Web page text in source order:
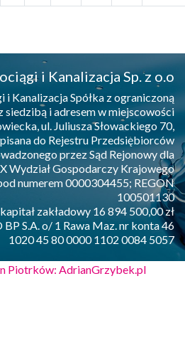
i Kanalizacja Sp. z o.o
i Kanalizacja Spółka z ograniczoną
siedzibą i adresem w miejscowości
ul. Juliusza Słowackiego 70,
do Rejestru Przedsiębiorców
przez Sąd Rejonowy dla
Wydział Gospodarczy Krajowego
numerem 0000304455; REGON
100501130
zakładowy 16 894 500,00 zł
S.A. o/ 1 Rawa Maz. nr konta 46
1020 45 80 0000 1102 0084 5057
Piotrków: AdrianGrzybek.pl